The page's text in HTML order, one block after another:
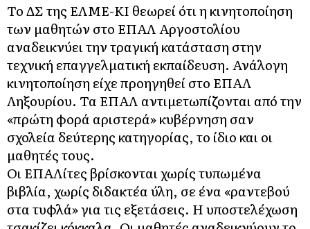
Το ΔΣ της ΕΛΜΕ-ΚΙ θεωρεί ότι η κινητοποίηση
των μαθητών στο ΕΠΑΛ Αργοστολίου
αναδεικνύει την τραγική κατάσταση στην
τεχνική επαγγελματική εκπαίδευση. Ανάλογη
κινητοποίηση είχε προηγηθεί στο ΕΠΑΛ
Ληξουρίου. Τα ΕΠΑΛ αντιμετωπίζονται από την
«πρώτη φορά αριστερά» κυβέρνηση σαν
σχολεία δεύτερης κατηγορίας, το ίδιο και οι
μαθητές τους.
Οι ΕΠΑΛίτες βρίσκονται χωρίς τυπωμένα
βιβλία, χωρίς διδακτέα ύλη, σε ένα «ραντεβού
στα τυφλά» για τις εξετάσεις. Η υποστελέχωση